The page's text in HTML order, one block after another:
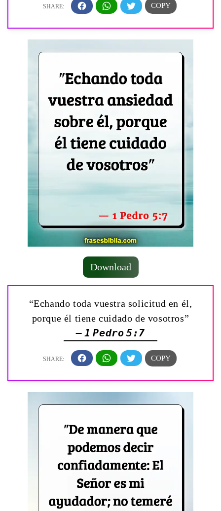
Download
“Echando toda vuestra solicitud en él,
porque él tiene cuidado de vosotros”
— 1 Pedro 5:7